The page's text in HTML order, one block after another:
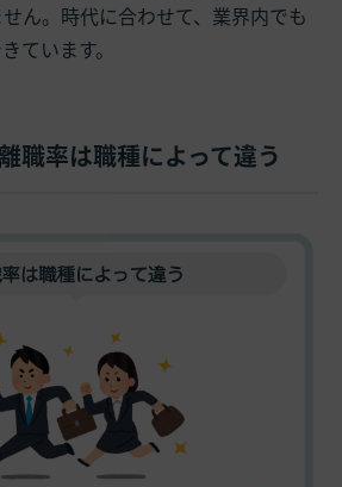
ん。時代に合わせて、業界内でも
ています。
職率は職種によって違う